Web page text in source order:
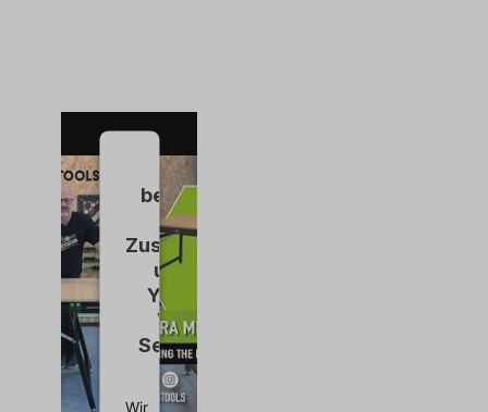
Wir
benötigen
Ihre
Zustimmung,
um den
YouTube
Video-
Service zu
laden!
Wir